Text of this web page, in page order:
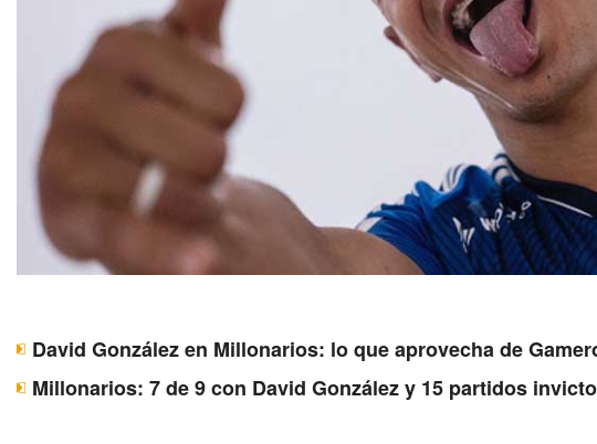
David González en Millonarios: lo que aprovecha de
Millonarios: 7 de 9 con David González y 15 partidos invicto